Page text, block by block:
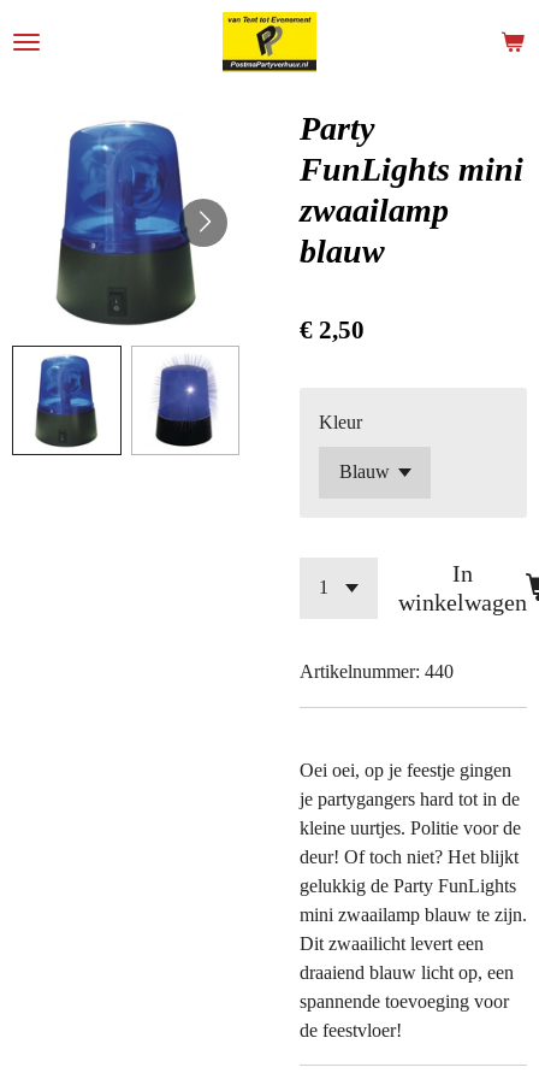
direct
hoofdinhoud
Party
FunLights mini
zwaailamp
blauw
€ 2,50
Kleur
In
winkelwagen
Artikelnummer: 440
Oei oei, op je feestje gingen
je partygangers hard tot in de
kleine uurtjes. Politie voor de
deur! Of toch niet? Het blijkt
gelukkig de Party FunLights
mini zwaailamp blauw te zijn.
Dit zwaailicht levert een
draaiend blauw licht op, een
spannende toevoeging voor
de feestvloer!